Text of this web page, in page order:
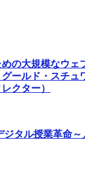
の大規模なウェ
ールド・スチ
クター）
ジタル授業革命